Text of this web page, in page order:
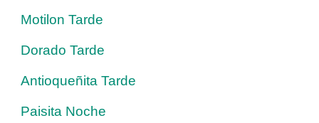
Motilon Tarde
Dorado Tarde
Antioqueñita Tarde
Paisita Noche